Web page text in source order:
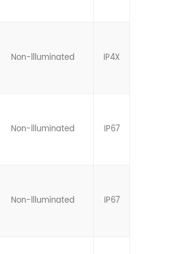
Non-llluminated IP4X
Non-llluminated IP67
Non-llluminated IP67